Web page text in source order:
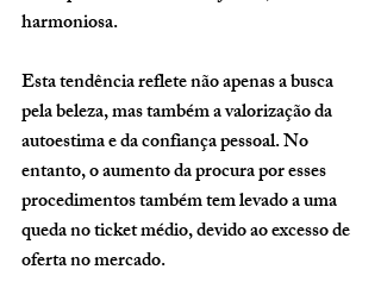
harmoniosa.
Esta tendência reflete não apenas a busca
pela beleza, mas também a valorização da
autoestima e da confiança pessoal. No
entanto, o aumento da procura por esses
procedimentos também tem levado a uma
queda no ticket médio, devido ao excesso de
oferta no mercado.